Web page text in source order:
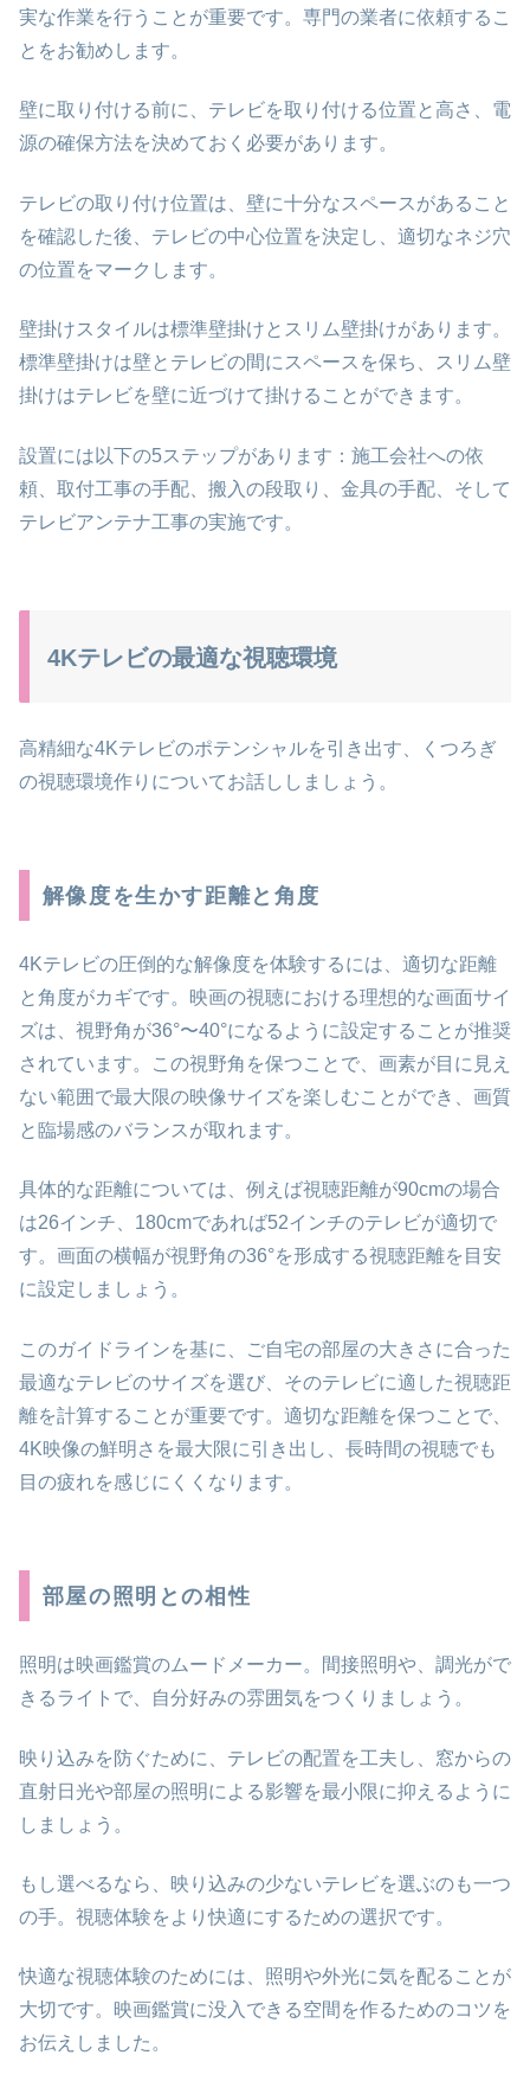
実な作業を行うことが重要です。専門の業者に依頼するこ
とをお勧めします。
壁に取り付ける前に、テレビを取り付ける位置と高さ、電
源の確保方法を決めておく必要があります。
テレビの取り付け位置は、壁に十分なスペースがあること
を確認した後、テレビの中心位置を決定し、適切なネジ穴
の位置をマークします。
壁掛けスタイルは標準壁掛けとスリム壁掛けがあります。
標準壁掛けは壁とテレビの間にスペースを保ち、スリム壁
掛けはテレビを壁に近づけて掛けることができます。
設置には以下の5ステップがあります：施工会社への依
頼、取付工事の手配、搬入の段取り、金具の手配、そして
テレビアンテナ工事の実施です。
4Kテレビの最適な視聴環境
高精細な4Kテレビのポテンシャルを引き出す、くつろぎ
の視聴環境作りについてお話ししましょう。
解像度を生かす距離と角度
4Kテレビの圧倒的な解像度を体験するには、適切な距離
と角度がカギです。映画の視聴における理想的な画面サイ
ズは、視野角が36°〜40°になるように設定することが推奨
されています。この視野角を保つことで、画素が目に見え
ない範囲で最大限の映像サイズを楽しむことができ、画質
と臨場感のバランスが取れます。
具体的な距離については、例えば視聴距離が90cmの場合
は26インチ、180cmであれば52インチのテレビが適切で
す。画面の横幅が視野角の36°を形成する視聴距離を目安
に設定しましょう。
このガイドラインを基に、ご自宅の部屋の大きさに合った
最適なテレビのサイズを選び、そのテレビに適した視聴距
離を計算することが重要です。適切な距離を保つことで、
4K映像の鮮明さを最大限に引き出し、長時間の視聴でも
目の疲れを感じにくくなります。
部屋の照明との相性
照明は映画鑑賞のムードメーカー。間接照明や、調光がで
きるライトで、自分好みの雰囲気をつくりましょう。
映り込みを防ぐために、テレビの配置を工夫し、窓からの
直射日光や部屋の照明による影響を最小限に抑えるように
しましょう。
もし選べるなら、映り込みの少ないテレビを選ぶのも一つ
の手。視聴体験をより快適にするための選択です。
快適な視聴体験のためには、照明や外光に気を配ることが
大切です。映画鑑賞に没入できる空間を作るためのコツを
お伝えしました。